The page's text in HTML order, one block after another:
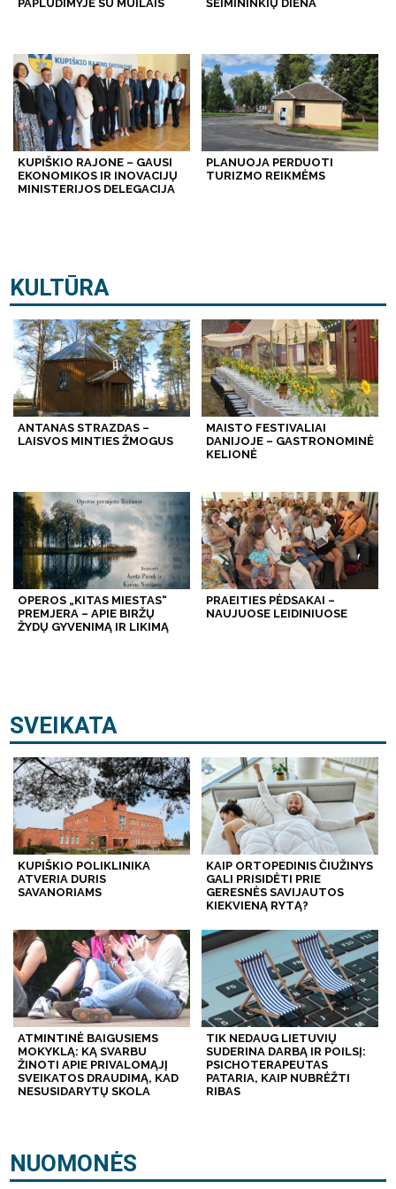
PAPLŪDIMYJE SU MUILAIS
ŠEIMININKIŲ DIENA
KUPIŠKIO RAJONE – GAUSI
EKONOMIKOS IR INOVACIJŲ
MINISTERIJOS DELEGACIJA
PLANUOJA PERDUOTI
TURIZMO REIKMĖMS
KULTŪRA
ANTANAS STRAZDAS –
LAISVOS MINTIES ŽMOGUS
MAISTO FESTIVALIAI
DANIJOJE – GASTRONOMINĖ
KELIONĖ
OPEROS „KITAS MIESTAS“
PREMJERA – APIE BIRŽŲ
ŽYDŲ GYVENIMĄ IR LIKIMĄ
PRAEITIES PĖDSAKAI –
NAUJUOSE LEIDINIUOSE
SVEIKATA
KUPIŠKIO POLIKLINIKA
ATVERIA DURIS
SAVANORIAMS
KAIP ORTOPEDINIS ČIUŽINYS
GALI PRISIDĖTI PRIE
GERESNĖS SAVIJAUTOS
KIEKVIENĄ RYTĄ?
ATMINTINĖ BAIGUSIEMS
MOKYKLĄ: KĄ SVARBU
ŽINOTI APIE PRIVALOMĄJĮ
SVEIKATOS DRAUDIMĄ, KAD
NESUSIDARYTŲ SKOLA
TIK NEDAUG LIETUVIŲ
SUDERINA DARBĄ IR POILSĮ:
PSICHOTERAPEUTAS
PATARIA, KAIP NUBRĖŽTI
RIBAS
NUOMONĖS